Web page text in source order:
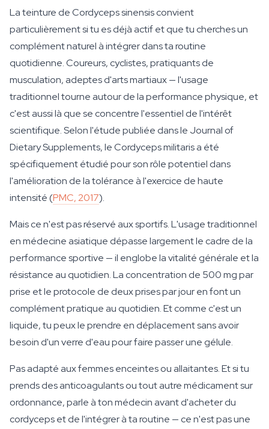
La teinture de Cordyceps sinensis convient
particulièrement si tu es déjà actif et que tu cherches un
complément naturel à intégrer dans ta routine
quotidienne. Coureurs, cyclistes, pratiquants de
musculation, adeptes d'arts martiaux — l'usage
traditionnel tourne autour de la performance physique, et
c'est aussi là que se concentre l'essentiel de l'intérêt
scientifique. Selon l'étude publiée dans le Journal of
Dietary Supplements, le Cordyceps militaris a été
spécifiquement étudié pour son rôle potentiel dans
l'amélioration de la tolérance à l'exercice de haute
intensité (PMC, 2017).
Mais ce n'est pas réservé aux sportifs. L'usage traditionnel
en médecine asiatique dépasse largement le cadre de la
performance sportive — il englobe la vitalité générale et la
résistance au quotidien. La concentration de 500 mg par
prise et le protocole de deux prises par jour en font un
complément pratique au quotidien. Et comme c'est un
liquide, tu peux le prendre en déplacement sans avoir
besoin d'un verre d'eau pour faire passer une gélule.
Pas adapté aux femmes enceintes ou allaitantes. Et si tu
prends des anticoagulants ou tout autre médicament sur
ordonnance, parle à ton médecin avant d'acheter du
cordyceps et de l'intégrer à ta routine — ce n'est pas une